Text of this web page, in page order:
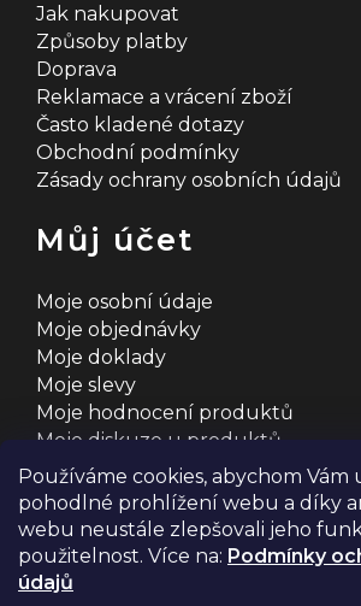
Používáme cookies, abychom Vám
pohodlné prohlížení webu a díky
webu neustále zlepšovali jeho
použitelnost. Více na: Podmínky
údajů
Jak nakupovat
Způsoby platby
Doprava
Reklamace a vrácení zboží
Často kladené dotazy
Obchodní podmínky
Zásady ochrany osobních údajů
Můj účet
Moje osobní údaje
Moje objednávky
Moje doklady
Moje slevy
Moje hodnocení produktů
Moje diskuze u produktů